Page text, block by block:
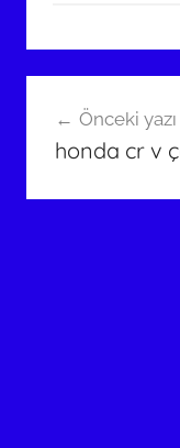
gezinmesi
Önceki yazı
honda cr v